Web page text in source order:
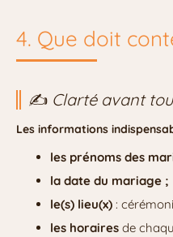
4. Que doit
✍️ Clarté avant
Les informations
les prénoms des
la date du mariage ;
le(s) lieu(x) :
les horaires de